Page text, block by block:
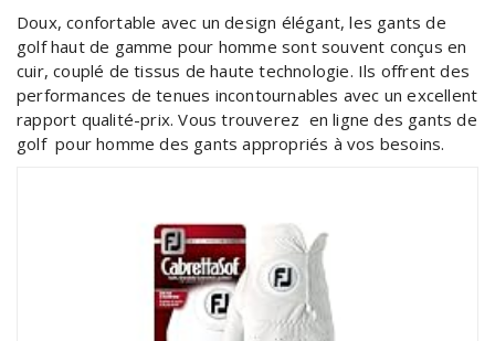
Doux, confortable avec un design élégant, les gants de
golf haut de gamme pour homme sont souvent conçus en
cuir, couplé de tissus de haute technologie. Ils offrent des
performances de tenues incontournables avec un excellent
rapport qualité-prix. Vous trouverez en ligne des gants de
golf pour homme des gants appropriés à vos besoins.